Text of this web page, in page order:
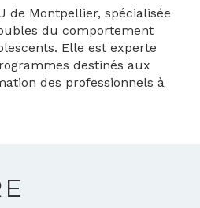
de Montpellier, spécialisée
du comportement
Elle est experte
destinés aux
des professionnels à